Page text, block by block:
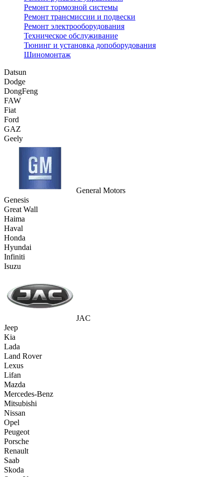
Ремонт тормозной системы
Ремонт трансмиссии и подвески
Ремонт электрооборудования
Техническое обслуживание
Тюнинг и установка допоборудования
Шиномонтаж
Datsun
Dodge
DongFeng
FAW
Fiat
Ford
GAZ
Geely
General Motors
Genesis
Great Wall
Haima
Haval
Honda
Hyundai
Infiniti
Isuzu
JAC
Jeep
Kia
Lada
Land Rover
Lexus
Lifan
Mazda
Mercedes-Benz
Mitsubishi
Nissan
Opel
Peugeot
Porsche
Renault
Saab
Skoda